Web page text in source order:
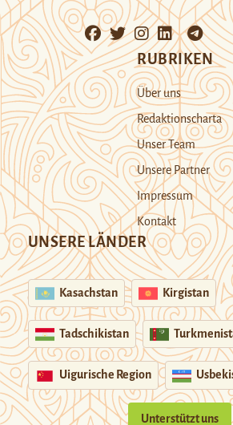
RUBRIKEN
Über uns
Redaktionscharta
Unser Team
Unsere Partner
Impressum
Kontakt
UNSERE LÄNDER
Kasachstan Kirgistan
Tadschikistan
Uigurische Region
Unterstützt uns